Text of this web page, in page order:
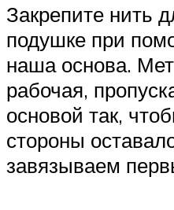
Закрепите нить
подушке при
наша основа.
рабочая,
основой так,
стороны
завязываем